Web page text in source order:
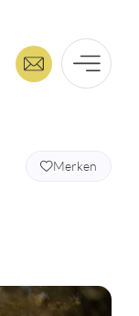
Merken